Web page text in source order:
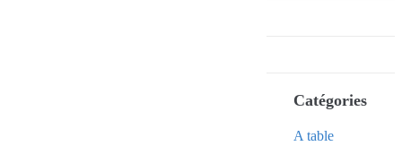
Catégories
A table